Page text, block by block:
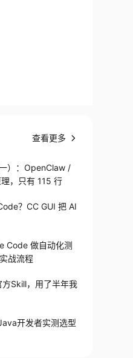
查看更多
）：OpenClaw /
，只有 115 行
？CC GUI 把 AI
Code 做自动化测
战流程
Skill，用了半年我
开发者实测选型